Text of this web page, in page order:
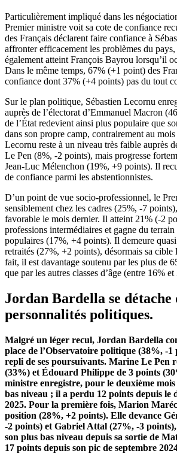
Particulièrement impliqué dans les
Premier ministre voit sa cote de confiance
des Français déclarent faire confiance à
affronter efficacement les problèmes du
également atteint François Bayrou lorsqu’il
Dans le même temps, 67% (+1 point) des
confiance dont 37% (+4 points) pas du tout
Sur le plan politique, Sébastien Lecornu
auprès de l’électorat d’Emmanuel Macron
de l’État redevient ainsi plus populaire que
dans son propre camp, contrairement au
Lecornu reste à un niveau très faible auprès
Le Pen (8%, -2 points), mais progresse
Jean-Luc Mélenchon (19%, +9 points). Il
de confiance parmi les abstentionnistes.
D’un point de vue socio-professionnel, le
sensiblement chez les cadres (25%, -7
favorable le mois dernier. Il atteint 21% (-2
professions intermédiaires et gagne du terrain
populaires (17%, +4 points). Il demeure
retraités (27%, +2 points), désormais sa
fait, il est davantage soutenu par les plus de
que par les autres classes d’âge (entre 16%
Jordan Bardella se détache
personnalités politiques.
Malgré un léger recul, Jordan Bardella
place de l’Observatoire politique (38%, -
repli de ses poursuivants. Marine Le Pen
(33%) et Édouard Philippe de 3 points
ministre enregistre, pour le deuxième
bas niveau ; il a perdu 12 points depuis le
2025. Pour la première fois, Marion
position (28%, +2 points). Elle devance
-2 points) et Gabriel Attal (27%, -3
son plus bas niveau depuis sa sortie de
17 points depuis son pic de septembre